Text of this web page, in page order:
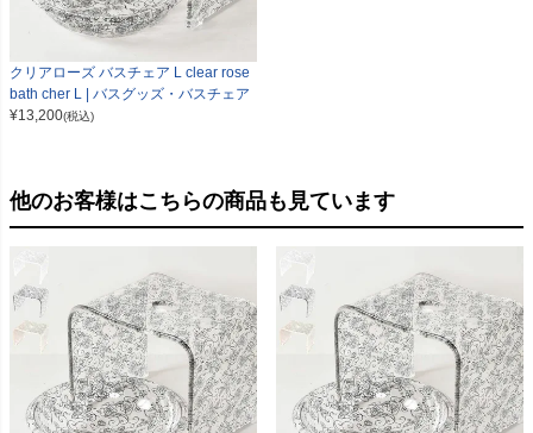
クリアローズ バスチェア L clear rose
bath cher L | バスグッズ・バスチェア
¥13,200(税込)
他のお客様はこちらの商品も見ています